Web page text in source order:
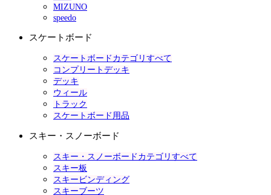
MIZUNO
speedo
スケートボード
スケートボードカテゴリすべて
コンプリートデッキ
デッキ
ウィール
トラック
スケートボード用品
スキー・スノーボード
スキー・スノーボードカテゴリすべて
スキー板
スキービンディング
スキーブーツ